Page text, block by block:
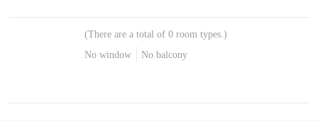
(There are a total of 0 room types.)
No window
No balcony